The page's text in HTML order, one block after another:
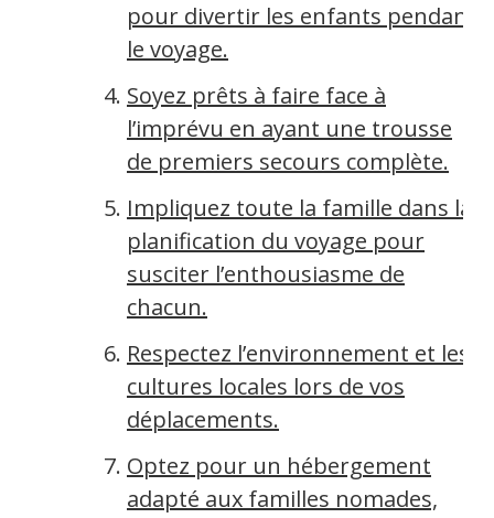
pour divertir les enfants pendant
le voyage.
Soyez prêts à faire face à
l’imprévu en ayant une trousse
de premiers secours complète.
Impliquez toute la famille dans la
planification du voyage pour
susciter l’enthousiasme de
chacun.
Respectez l’environnement et les
cultures locales lors de vos
déplacements.
Optez pour un hébergement
adapté aux familles nomades,